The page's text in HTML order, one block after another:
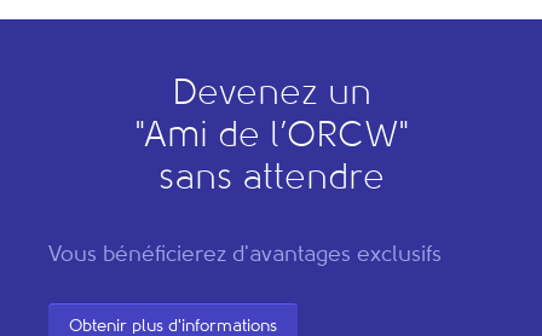
Devenez un
"Ami de l’ORCW"
sans attendre
Vous bénéficierez d'avantages exclusifs
Obtenir plus d'informations